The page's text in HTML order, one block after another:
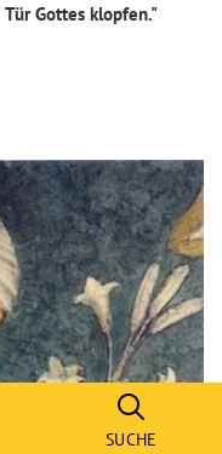
Tür Gottes klopfen."
SUCHE